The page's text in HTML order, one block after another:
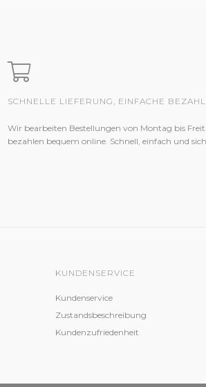
SCHNELLE LIEFERUNG, EINFACHE
Wir bearbeiten Bestellungen von Montag bis
bezahlen bequem online. Schnell, einfach und
KUNDENSERVICE
Kundenservice
Zustandsbeschreibung
Kundenzufriedenheit